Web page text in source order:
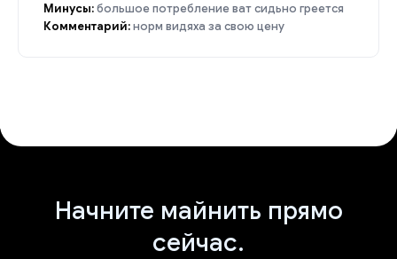
Минусы:большое потребление ват сидьно греется
Комментарий:норм видяха за свою цену
Начните майнить прямо
сейчас.